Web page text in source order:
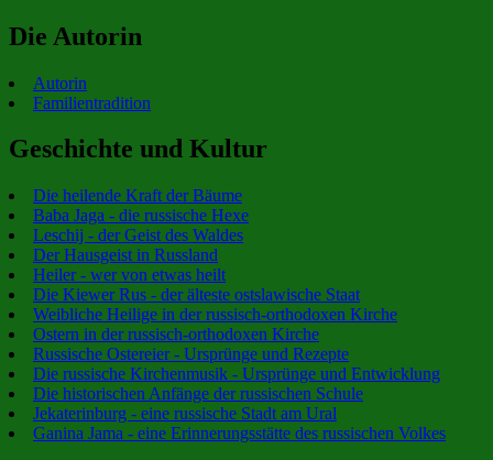
Die Autorin
Autorin
Familientradition
Geschichte und Kultur
Die heilende Kraft der Bäume
Baba Jaga - die russische Hexe
Leschij - der Geist des Waldes
Der Hausgeist in Russland
Heiler - wer von etwas heilt
Die Kiewer Rus - der älteste ostslawische Staat
Weibliche Heilige in der russisch-orthodoxen Kirche
Ostern in der russisch-orthodoxen Kirche
Russische Ostereier - Ursprünge und Rezepte
Die russische Kirchenmusik - Ursprünge und Entwicklung
Die historischen Anfänge der russischen Schule
Jekaterinburg - eine russische Stadt am Ural
Ganina Jama - eine Erinnerungsstätte des russischen Volkes